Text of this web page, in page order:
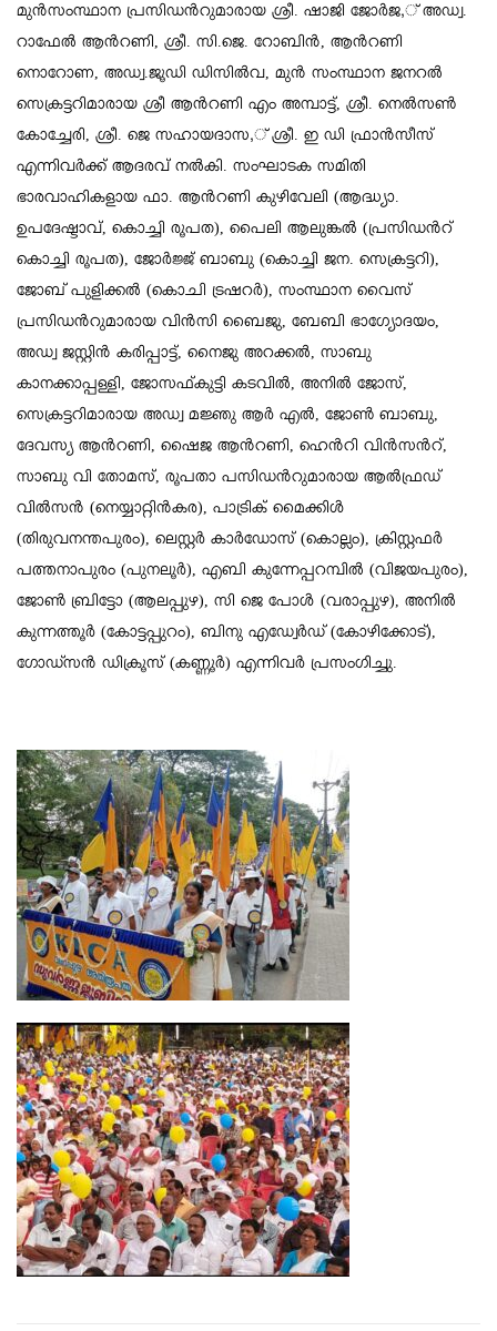
മുന്‍സംസ്ഥാന പ്രസിഡന്‍റുമാരായ ശ്രീ. ഷാജി ജോര്‍ജ,് അഡ്വ.
റാഫേല്‍ ആന്‍റണി, ശ്രീ. സി.ജെ. റോബിന്‍, ആന്‍റണി
നൊറോണ, അഡ്വ.ജൂഡി ഡിസില്‍വ, മുന്‍ സംസ്ഥാന ജനറല്‍
സെക്രട്ടറിമാരായ ശ്രീ ആന്‍റണി എം അമ്പാട്ട്, ശ്രീ. നെല്‍സണ്‍
കോച്ചേരി, ശ്രീ. ജെ സഹായദാസ,് ശ്രീ. ഇ ഡി ഫ്രാന്‍സീസ്
എന്നിവര്‍ക്ക് ആദരവ് നല്‍കി. സംഘാടക സമിതി
ഭാരവാഹികളായ ഫാ. ആന്‍റണി കുഴിവേലി (ആദ്ധ്യാ.
ഉപദേഷ്ടാവ്, കൊച്ചി രൂപത), പൈലി ആലുങ്കല്‍ (പ്രസിഡന്‍റ്
കൊച്ചി രൂപത), ജോര്‍ജ്ജ് ബാബു (കൊച്ചി ജന. സെക്രട്ടറി),
ജോബ് പുളിക്കല്‍ (കൊചി ട്രഷറര്‍), സംസ്ഥാന വൈസ്
പ്രസിഡന്‍റുമാരായ വിന്‍സി ബൈജു, ബേബി ഭാഗ്യോദയം,
അഡ്വ ജസ്റ്റിന്‍ കരിപ്പാട്ട്, നൈജു അറക്കല്‍, സാബു
കാനക്കാപ്പള്ളി, ജോസഫ്കുട്ടി കടവില്‍, അനില്‍ ജോസ്,
സെക്രട്ടറിമാരായ അഡ്വ മജ്ഞു ആര്‍ എല്‍, ജോണ്‍ ബാബു,
ദേവസ്യ ആന്‍റണി, ഷൈജ ആന്‍റണി, ഹെന്‍റി വിന്‍സന്‍റ്,
സാബു വി തോമസ്, രൂപതാ പസിഡന്‍റുമാരായ ആല്‍ഫ്രഡ്
വില്‍സന്‍ (നെയ്യാറ്റിന്‍കര), പാട്രിക് മൈക്കിള്‍
(തിരുവനന്തപുരം), ലെസ്റ്റര്‍ കാര്‍ഡോസ് (കൊല്ലം), ക്രിസ്റ്റഫര്‍
പത്തനാപുരം (പുനലൂര്‍), എബി കുന്നേപ്പറമ്പില്‍ (വിജയപുരം),
ജോണ്‍ ബ്രിട്ടോ (ആലപ്പുഴ), സി ജെ പോള്‍ (വരാപ്പുഴ), അനില്‍
കുന്നത്തൂര്‍ (കോട്ടപ്പുറം), ബിനു എഡ്വേര്‍ഡ് (കോഴിക്കോട്),
ഗോഡ്സന്‍ ഡിക്രൂസ് (കണ്ണൂര്‍) എന്നിവര്‍ പ്രസംഗിച്ചു.